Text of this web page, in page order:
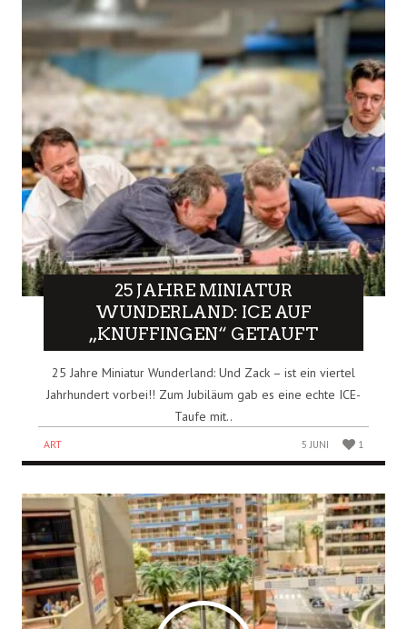
25 JAHRE MINIATUR
WUNDERLAND: ICE AUF
„KNUFFINGEN“ GETAUFT
25 Jahre Miniatur Wunderland: Und Zack – ist ein viertel
Jahrhundert vorbei!! Zum Jubiläum gab es eine echte ICE-
Taufe mit..
ART 5 JUNI 1